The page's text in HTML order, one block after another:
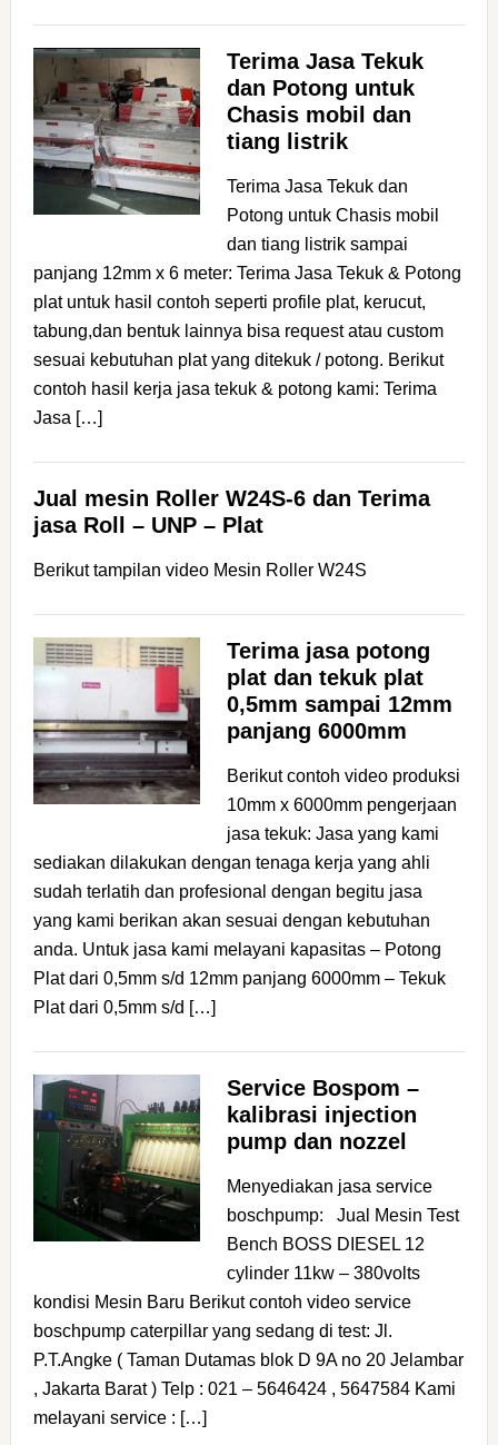
Terima Jasa Tekuk
dan Potong untuk
Chasis mobil dan
tiang listrik
Terima Jasa Tekuk dan
Potong untuk Chasis mobil
dan tiang listrik sampai
panjang 12mm x 6 meter: Terima Jasa Tekuk & Potong
plat untuk hasil contoh seperti profile plat, kerucut,
tabung,dan bentuk lainnya bisa request atau custom
sesuai kebutuhan plat yang ditekuk / potong. Berikut
contoh hasil kerja jasa tekuk & potong kami: Terima
Jasa […]
Jual mesin Roller W24S-6 dan Terima
jasa Roll – UNP – Plat
Berikut tampilan video Mesin Roller W24S
Terima jasa potong
plat dan tekuk plat
0,5mm sampai 12mm
panjang 6000mm
Berikut contoh video produksi
10mm x 6000mm pengerjaan
jasa tekuk: Jasa yang kami
sediakan dilakukan dengan tenaga kerja yang ahli
sudah terlatih dan profesional dengan begitu jasa
yang kami berikan akan sesuai dengan kebutuhan
anda. Untuk jasa kami melayani kapasitas – Potong
Plat dari 0,5mm s/d 12mm panjang 6000mm – Tekuk
Plat dari 0,5mm s/d […]
Service Bospom –
kalibrasi injection
pump dan nozzel
Menyediakan jasa service
boschpump: Jual Mesin Test
Bench BOSS DIESEL 12
cylinder 11kw – 380volts
kondisi Mesin Baru Berikut contoh video service
boschpump caterpillar yang sedang di test: Jl.
P.T.Angke ( Taman Dutamas blok D 9A no 20 Jelambar
, Jakarta Barat ) Telp : 021 – 5646424 , 5647584 Kami
melayani service : […]